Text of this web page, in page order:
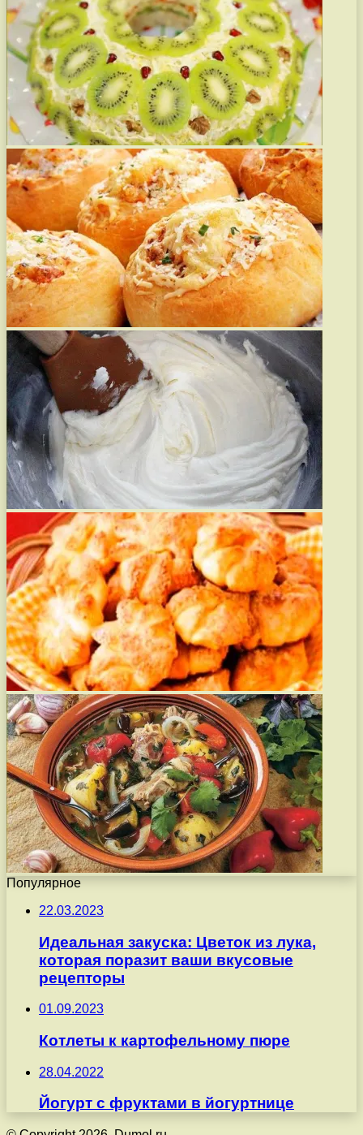
Популярное
22.03.2023
Идеальная закуска: Цветок из лука,
которая поразит ваши вкусовые
рецепторы
01.09.2023
Котлеты к картофельному пюре
28.04.2022
Йогурт с фруктами в йогуртнице